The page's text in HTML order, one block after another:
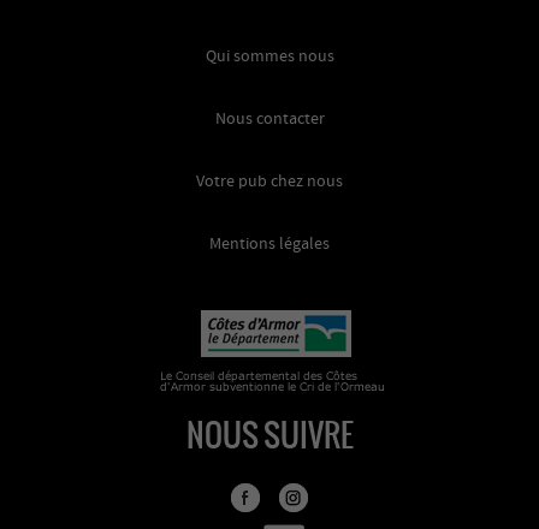
Qui sommes nous
Nous contacter
Votre pub chez nous
Mentions légales
NOUS SUIVRE